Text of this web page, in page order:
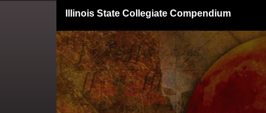
Illinois State Collegiate Compendium